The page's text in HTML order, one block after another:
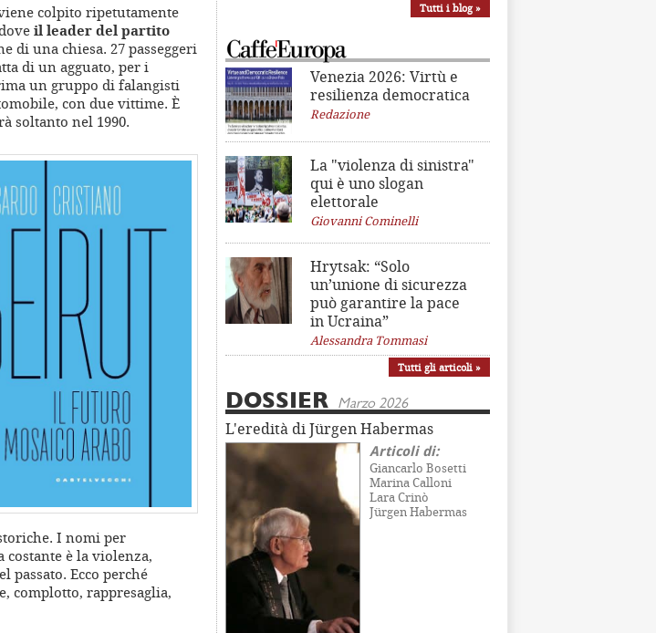
colpito ripetutamente
il leader del partito
di una chiesa. 27 passeggeri
di un agguato, per i
un gruppo di falangisti
con due vittime. È
soltanto nel 1990.
I nomi per
costante è la violenza,
passato. Ecco perché
complotto, rappresaglia,
Tutti i blog »
Venezia 2026: Virtù e
resilienza democratica
Redazione
La "violenza di sinistra"
qui è uno slogan
elettorale
Giovanni Cominelli
Hrytsak: “Solo
un’unione di sicurezza
può garantire la pace
in Ucraina”
Alessandra Tommasi
Tutti gli articoli »
DOSSIER Marzo 2026
L'eredità di Jürgen Habermas
Articoli di:
Giancarlo Bosetti
Marina Calloni
Lara Crinò
Jürgen Habermas